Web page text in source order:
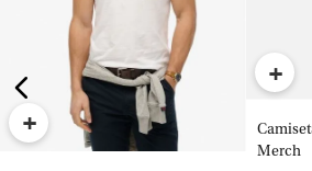
+
+
Merch